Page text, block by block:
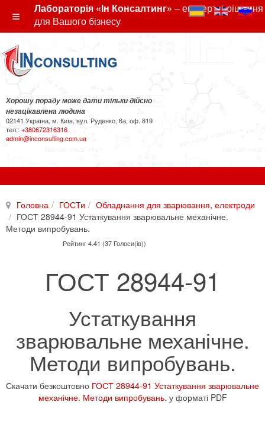
Лабораторія «Ін Консалтинг» – експертні рішення
для Вашого бізнесу
Хорошу пораду може дати тільки дійсно
незацікавлена людина
02141 Україна, м. Київ, вул. Руденко, 6а, оф. 819
тел.: +380672316316
admin@inconsulting.com.ua
Головна ГОСТи
Обладнання для зварювання, електроди
ГОСТ 28944-91 Устаткування зварювальне механічне.
Методи випробувань.
Рейтинг 4.41 (37 Голоси(ів))
ГОСТ 28944-91
Устаткування
зварювальне механічне.
Методи випробувань.
Скачати безкоштовно ГОСТ 28944-91 Устаткування зварювальне
механічне. Методи випробувань. у форматі PDF